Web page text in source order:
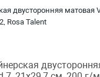
двусторонняя матовая
Rosa Talent